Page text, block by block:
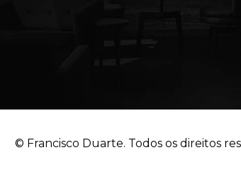
© Francisco Duarte. Todos os direitos